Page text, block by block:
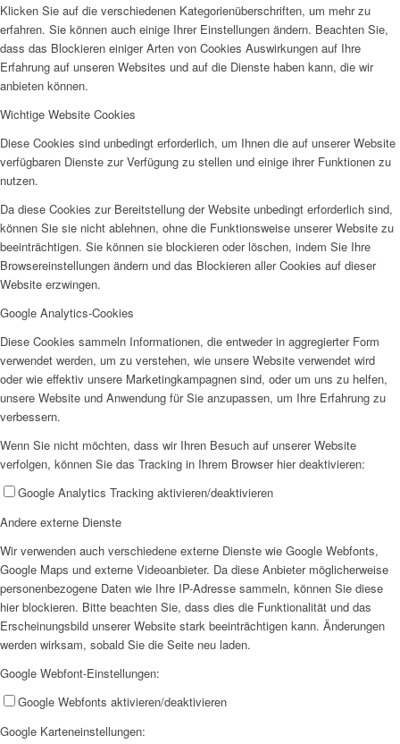
AHOI II
PKD
EFUS jetzt auch mobil: Der Bus tourt durch den Kreis
Kinderschutz
Klicken Sie auf die verschiedenen Kategorienüberschriften, um mehr zu
erfahren. Sie können auch einige Ihrer Einstellungen ändern. Beachten Sie,
dass das Blockieren einiger Arten von Cookies Auswirkungen auf Ihre
Erfahrung auf unseren Websites und auf die Dienste haben kann, die wir
anbieten können.
Wichtige Website Cookies
Diese Cookies sind unbedingt erforderlich, um Ihnen die auf unserer Website
verfügbaren Dienste zur Verfügung zu stellen und einige ihrer Funktionen zu
nutzen.
Da diese Cookies zur Bereitstellung der Website unbedingt erforderlich sind,
können Sie sie nicht ablehnen, ohne die Funktionsweise unserer Website zu
beeinträchtigen. Sie können sie blockieren oder löschen, indem Sie Ihre
Browsereinstellungen ändern und das Blockieren aller Cookies auf dieser
Website erzwingen.
Google Analytics-Cookies
Diese Cookies sammeln Informationen, die entweder in aggregierter Form
verwendet werden, um zu verstehen, wie unsere Website verwendet wird
oder wie effektiv unsere Marketingkampagnen sind, oder um uns zu helfen,
unsere Website und Anwendung für Sie anzupassen, um Ihre Erfahrung zu
verbessern.
Wenn Sie nicht möchten, dass wir Ihren Besuch auf unserer Website
verfolgen, können Sie das Tracking in Ihrem Browser hier deaktivieren:
Google Analytics Tracking aktivieren/deaktivieren
Andere externe Dienste
Wir verwenden auch verschiedene externe Dienste wie Google Webfonts,
Google Maps und externe Videoanbieter. Da diese Anbieter möglicherweise
personenbezogene Daten wie Ihre IP-Adresse sammeln, können Sie diese
hier blockieren. Bitte beachten Sie, dass dies die Funktionalität und das
Erscheinungsbild unserer Website stark beeinträchtigen kann. Änderungen
werden wirksam, sobald Sie die Seite neu laden.
Google Webfont-Einstellungen:
Google Webfonts aktivieren/deaktivieren
Google Karteneinstellungen: